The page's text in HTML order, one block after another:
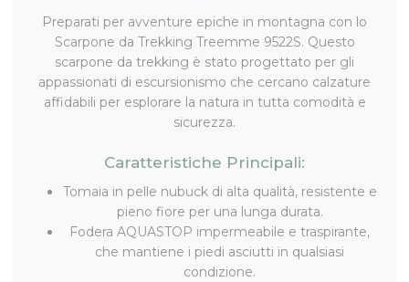
Preparati per avventure epiche in montagna con lo
Scarpone da Trekking Treemme 9522S. Questo
scarpone da trekking è stato progettato per gli
appassionati di escursionismo che cercano calzature
affidabili per esplorare la natura in tutta comodità e
sicurezza.
Caratteristiche Principali:
Tomaia in pelle nubuck di alta qualità, resistente e
pieno fiore per una lunga durata.
Fodera AQUASTOP impermeabile e traspirante,
che mantiene i piedi asciutti in qualsiasi
condizione.